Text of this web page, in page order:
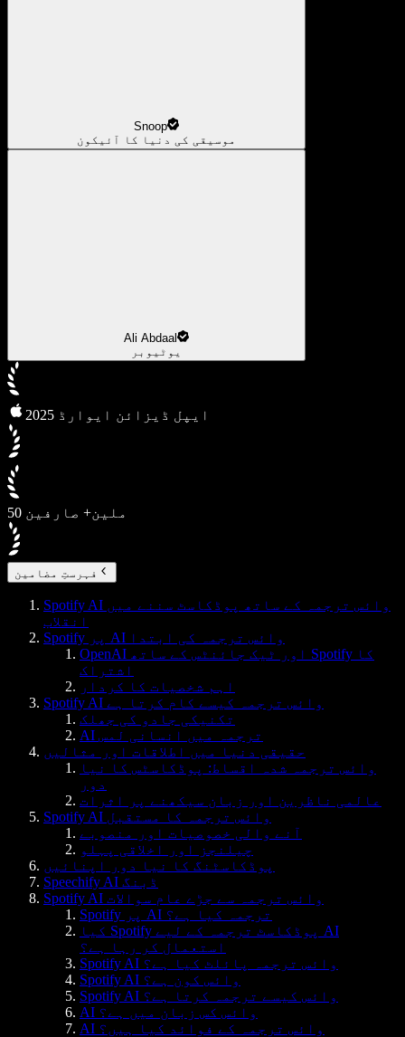
Snoop
موسیقی کی دنیا کا آئیکون
Ali Abdaal
یوٹیوبر
2025 ایپل ڈیزائن ایوارڈ
50 ملین+ صارفین
فہرستِ مضامین
Spotify AI وائس ترجمہ کے ساتھ پوڈکاسٹ سننے میں
انقلاب
Spotify پر AI وائس ترجمہ کی ابتدا
OpenAI اور ٹیک جائنٹس کے ساتھ Spotify کا
اشتراک
اہم شخصیات کا کردار
Spotify AI وائس ترجمہ کیسے کام کرتا ہے
تکنیکی جادو کی جھلک
AI ترجمہ میں انسانی لمس
حقیقی دنیا میں اطلاقات اور مثالیں
وائس ترجمہ شدہ اقساط: پوڈکاسٹس کا نیا
دور
عالمی ناظرین اور زبان سیکھنے پر اثرات
Spotify AI وائس ترجمہ کا مستقبل
آنے والی خصوصیات اور منصوبے
چیلنجز اور اخلاقی پہلو
پوڈکاسٹنگ کا نیا دور اپنائیں
Speechify AI ڈبنگ
Spotify AI وائس ترجمہ سے جڑے عام سوالات
Spotify پر AI ترجمہ کیا ہے؟
کیا Spotify پوڈکاسٹ ترجمہ کے لیے AI
استعمال کر رہا ہے؟
Spotify AI وائس ترجمہ پائلٹ کیا ہے؟
Spotify AI وائس کون ہے؟
Spotify AI وائس کیسے ترجمہ کرتا ہے؟
AI وائس کس زبان میں ہے؟
AI وائس ترجمہ کے فوائد کیا ہیں؟